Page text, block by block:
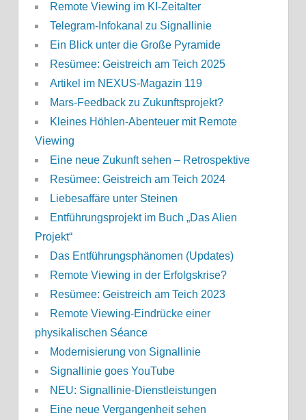
Remote Viewing im KI-Zeitalter
Telegram-Infokanal zu Signallinie
Ein Blick unter die Große Pyramide
Resümee: Geistreich am Teich 2025
Artikel im NEXUS-Magazin 119
Mars-Feedback zu Zukunftsprojekt?
Kleines Höhlen-Abenteuer mit Remote
Viewing
Eine neue Zukunft sehen – Retrospektive
Resümee: Geistreich am Teich 2024
Liebesaffäre unter Steinen
Entführungsprojekt im Buch „Das Alien
Projekt“
Das Entführungsphänomen (Updates)
Remote Viewing in der Erfolgskrise?
Resümee: Geistreich am Teich 2023
Remote Viewing-Eindrücke einer
physikalischen Séance
Modernisierung von Signallinie
Signallinie goes YouTube
NEU: Signallinie-Dienstleistungen
Eine neue Vergangenheit sehen